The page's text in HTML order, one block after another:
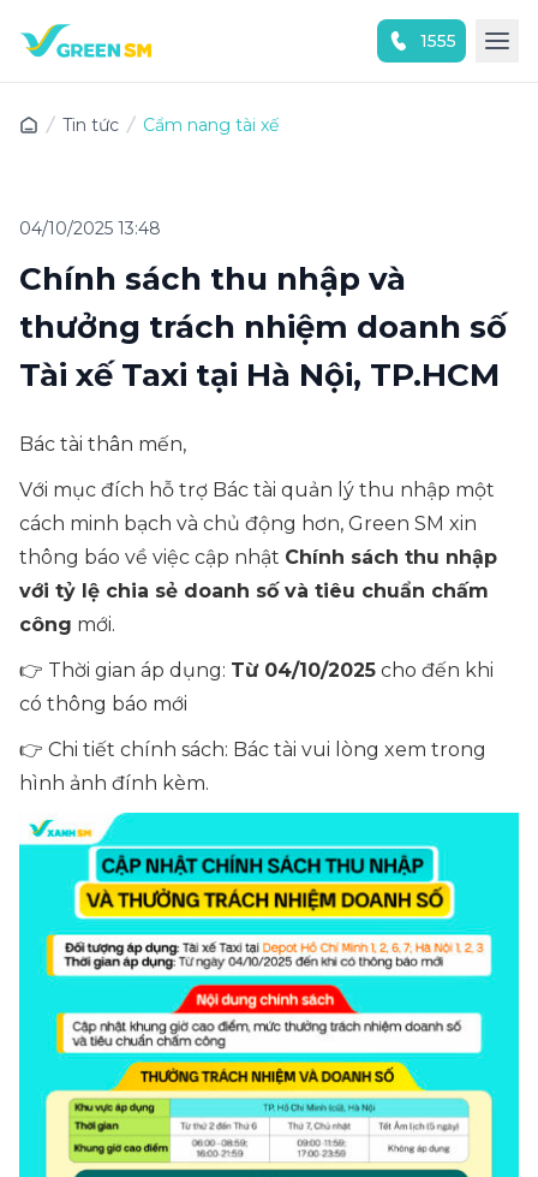
1555
Tin tức Cẩm nang tài xế
04/10/2025 13:48
Chính sách thu nhập và
thưởng trách nhiệm doanh số
Tài xế Taxi tại Hà Nội, TP.HCM
Bác tài thân mến,
Với mục đích hỗ trợ Bác tài quản lý thu nhập một
cách minh bạch và chủ động hơn, Green SM xin
thông báo về việc cập nhật Chính sách thu nhập
với tỷ lệ chia sẻ doanh số và tiêu chuẩn chấm
công mới.
👉 Thời gian áp dụng: Từ 04/10/2025 cho đến khi
có thông báo mới
👉 Chi tiết chính sách: Bác tài vui lòng xem trong
hình ảnh đính kèm.